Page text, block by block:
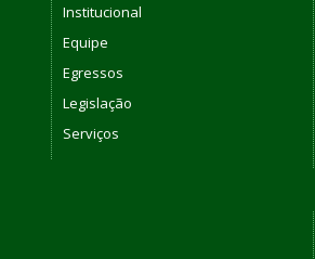
Institucional
Equipe
Egressos
Legislação
Serviços